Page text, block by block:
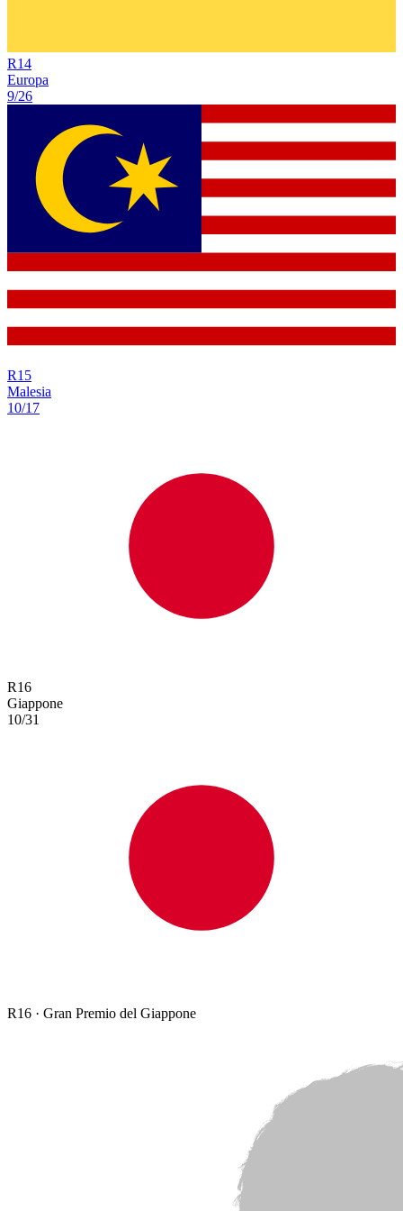
R14
Europa
9/26
R15
Malesia
10/17
R16
Giappone
10/31
R16 · Gran Premio del Giappone